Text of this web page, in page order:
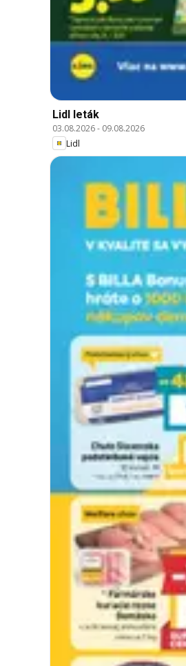
Lidl leták
03.08.2026- 09.08.2026
Lidl